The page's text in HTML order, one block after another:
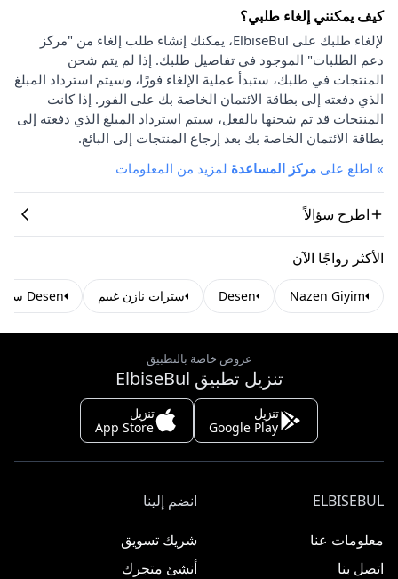
كيف يمكنني إلغاء طلبي؟
لإلغاء طلبك على ElbiseBul، يمكنك إنشاء طلب إلغاء من "مركز
دعم الطلبات" الموجود في تفاصيل طلبك. إذا لم يتم شحن
المنتجات في طلبك، ستبدأ عملية الإلغاء فورًا، وسيتم استرداد المبلغ
الذي دفعته إلى بطاقة الائتمان الخاصة بك على الفور. إذا كانت
المنتجات قد تم شحنها بالفعل، سيتم استرداد المبلغ الذي دفعته إلى
بطاقة الائتمان الخاصة بك بعد إرجاع المنتجات إلى البائع.
» اطلع على مركز المساعدة لمزيد من المعلومات
اطرح سؤالاً
الأكثر رواجًا الآن
Nazen Giyim
Desen سترات نازن غييم Desen سترات
عروض خاصة بالتطبيق
تنزيل تطبيق ElbiseBul
تنزيل
Google Play
تنزيل
App Store
ELBISEBUL
معلومات عنا
اتصل بنا
انضم إلينا
شريك تسويق
أنشئ متجرك